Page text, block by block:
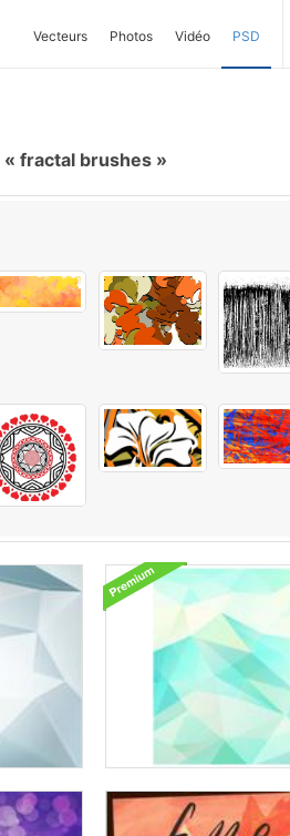
Vecteurs Photos Vidéo PSD
fractal brushes